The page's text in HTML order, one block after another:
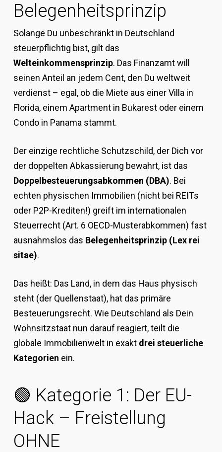
Belegenheitsprinzip
Solange Du unbeschränkt in Deutschland
steuerpflichtig bist, gilt das
Welteinkommensprinzip. Das Finanzamt will
seinen Anteil an jedem Cent, den Du weltweit
verdienst – egal, ob die Miete aus einer Villa in
Florida, einem Apartment in Bukarest oder einem
Condo in Panama stammt.
Der einzige rechtliche Schutzschild, der Dich vor
der doppelten Abkassierung bewahrt, ist das
Doppelbesteuerungsabkommen (DBA). Bei
echten physischen Immobilien (nicht bei REITs
oder P2P-Krediten!) greift im internationalen
Steuerrecht (Art. 6 OECD-Musterabkommen) fast
ausnahmslos das Belegenheitsprinzip (Lex rei
sitae).
Das heißt: Das Land, in dem das Haus physisch
steht (der Quellenstaat), hat das primäre
Besteuerungsrecht. Wie Deutschland als Dein
Wohnsitzstaat nun darauf reagiert, teilt die
globale Immobilienwelt in exakt drei steuerliche
Kategorien ein.
🟢 Kategorie 1: Der EU-
Hack – Freistellung
OHNE